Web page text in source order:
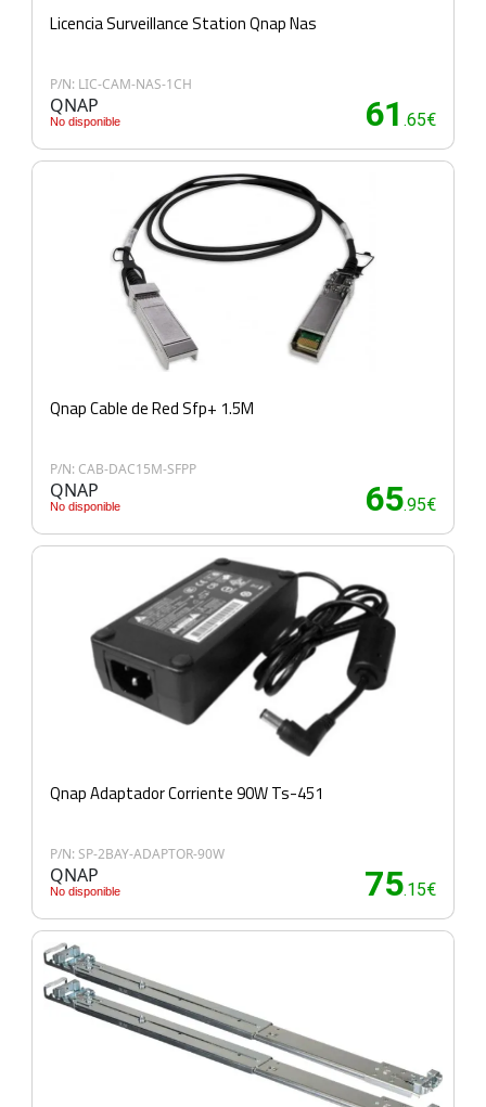
Licencia Surveillance Station Qnap Nas
P/N: LIC-CAM-NAS-1CH
QNAP
No disponible 61 .65€
Qnap Cable de Red Sfp+ 1.5M
P/N: CAB-DAC15M-SFPP
QNAP
No disponible 65.95€
Qnap Adaptador Corriente 90W Ts-451
P/N: SP-2BAY-ADAPTOR-90W
QNAP
No disponible 75.15€